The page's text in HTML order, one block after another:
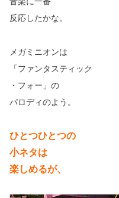
反応したかな。
メガミニオンは
「ファンタスティック
・フォー」の
パロディのよう。
ひとつひとつの
小ネタは
楽しめるが、